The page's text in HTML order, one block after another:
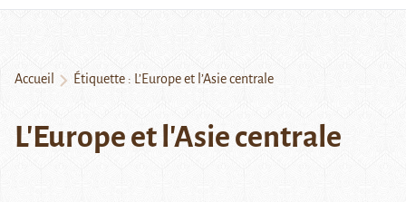
Accueil Étiquette : L’Europe et l’Asie centrale
L'Europe et l'Asie centrale